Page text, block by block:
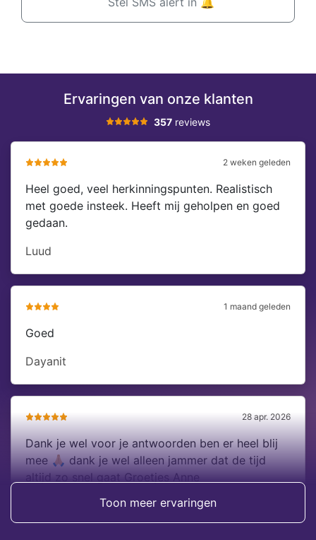
Ervaringen van onze klanten
357 reviews
2 weken geleden
Heel goed, veel herkinningspunten. Realistisch
met goede insteek. Heeft mij geholpen en goed
gedaan.
Luud
1 maand geleden
Goed
Dayanit
28 apr. 2026
Dank je wel voor je antwoorden ben er heel blij
mee 🙏🏼 dank je wel alleen jammer dat de tijd
altijd zo snel gaat Groetjes Anne
Toon meer ervaringen